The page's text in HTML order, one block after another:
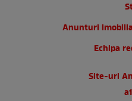
Anunturi
Echipa
Site-uri